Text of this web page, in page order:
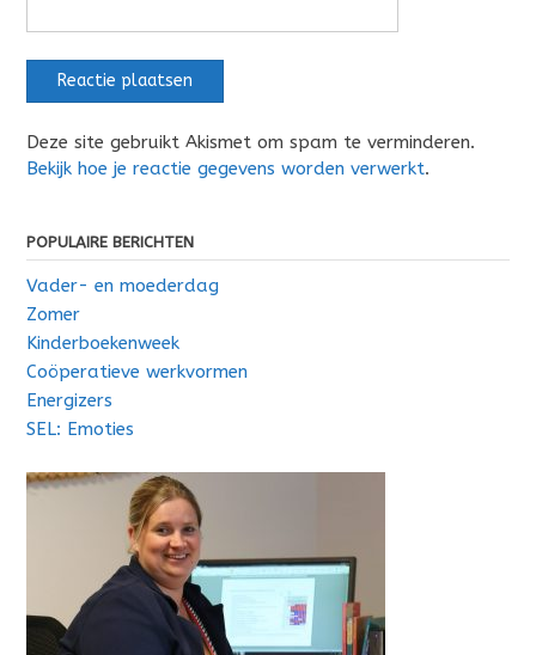
Deze site gebruikt Akismet om spam te verminderen.
Bekijk hoe je reactie gegevens worden verwerkt.
POPULAIRE BERICHTEN
Vader- en moederdag
Zomer
Kinderboekenweek
Coöperatieve werkvormen
Energizers
SEL: Emoties